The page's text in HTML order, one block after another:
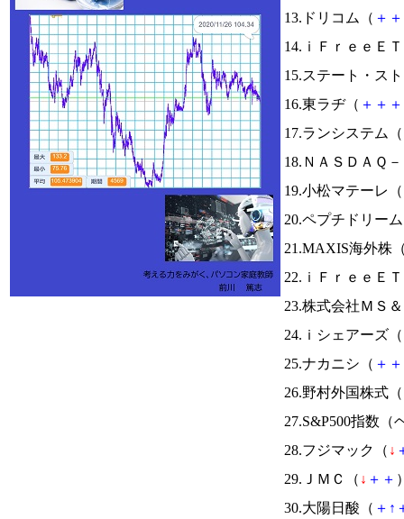
13.ドリコム（ ＋ ＋
14.ｉＦｒｅｅＥ
15.ステート・ス
16.東ラヂ（ ＋ ＋ ＋
17.ランシステム（
18.ＮＡＳＤＡＱ
19.小松マテーレ（
20.ペプチドリー
21.MAXIS海外株
22.ｉＦｒｅｅＥ
23.株式会社ＭＳ
24.ｉシェアーズ（
25.ナカニシ（ ＋ ＋
26.野村外国株式（
27.S&P500指数（
28.フジマック（ ↓
29.ＪＭＣ（ ↓ ＋ ＋
30.大陽日酸（ ＋ ↑